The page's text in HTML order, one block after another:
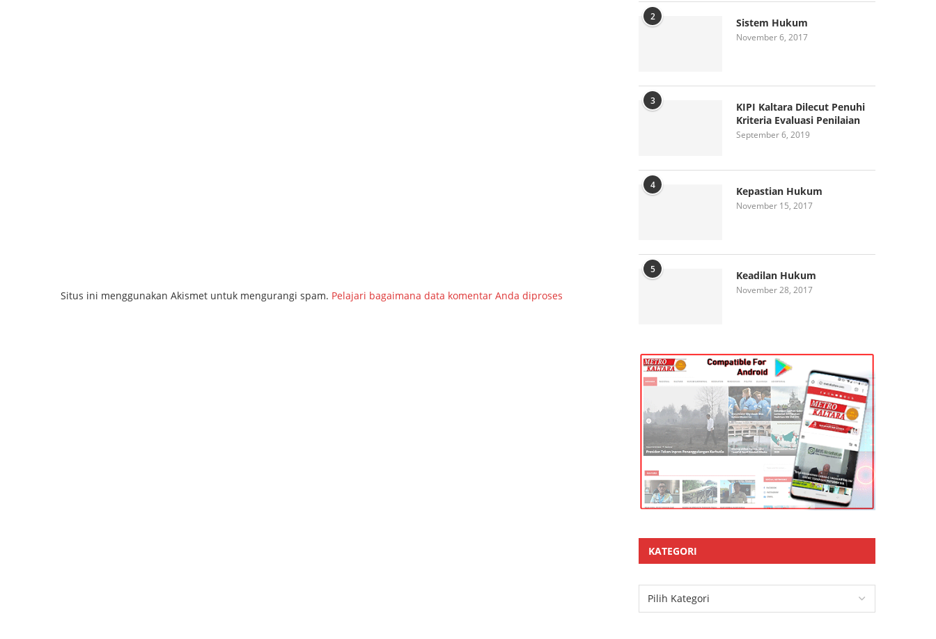
Situs ini menggunakan Akismet untuk mengurangi spam. Pelajari bagaimana data komentar Anda diproses
2 Sistem Hukum
November 6, 2017
3
KIPI Kaltara Dilecut Penuhi
Kriteria Evaluasi Penilaian
September 6, 2019
4 Kepastian Hukum
November 15, 2017
5 Keadilan Hukum
November 28, 2017
KATEGORI